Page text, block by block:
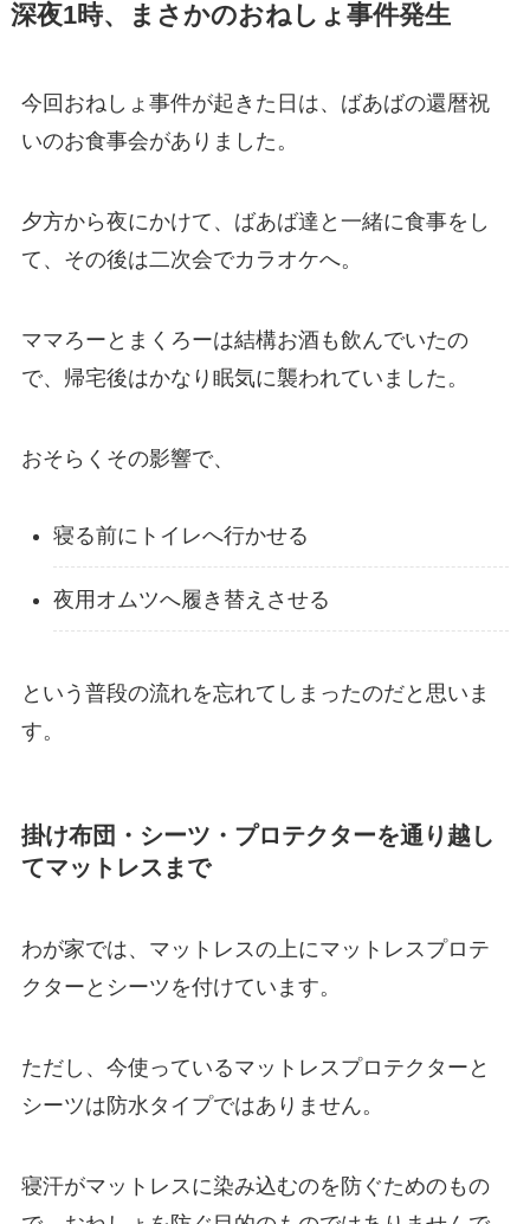
深夜1時、まさかのおねしょ事件発生
今回おねしょ事件が起きた日は、ばあばの還暦祝
いのお食事会がありました。
夕方から夜にかけて、ばあば達と一緒に食事をし
て、その後は二次会でカラオケへ。
ママろーとまくろーは結構お酒も飲んでいたの
で、帰宅後はかなり眠気に襲われていました。
おそらくその影響で、
寝る前にトイレへ行かせる
夜用オムツへ履き替えさせる
という普段の流れを忘れてしまったのだと思いま
す。
掛け布団・シーツ・プロテクターを通り越し
てマットレスまで
わが家では、マットレスの上にマットレスプロテ
クターとシーツを付けています。
ただし、今使っているマットレスプロテクターと
シーツは防水タイプではありません。
寝汗がマットレスに染み込むのを防ぐためのもの